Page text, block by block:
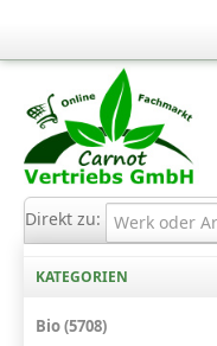
Direkt zu:
KATEGORIEN
Bio (5708)